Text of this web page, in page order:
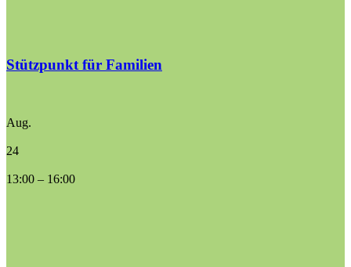
Stützpunkt für Familien
Aug.
24
13:00 – 16:00